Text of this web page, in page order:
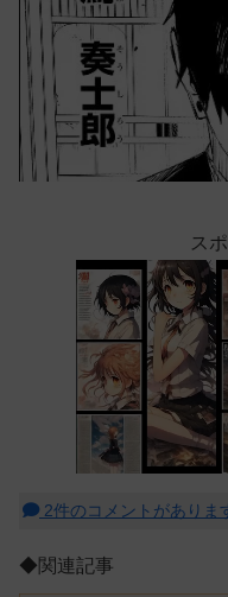
ス
2件のコメントがありま
◆関連記事